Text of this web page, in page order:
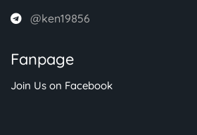
@ken19856
Fanpage
Join Us on Facebook